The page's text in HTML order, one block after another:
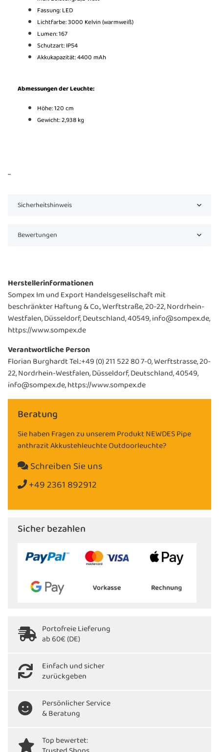
Fassung: LED
Lichtfarbe: 3000 Kelvin (warmweiß)
Lumen: 167
Schutzart: IP54
Akkukapazität: 4400 mAh
Abmessungen der Leuchte:
Höhe: 120 cm
Gewicht: 2,938 kg
...
Sicherheitshinweis
Bewertungen
Herstellerinformationen
Sompex Im und Export Handelsgesellschaft mit
beschränkter Haftung & Co., Werftstraße, 20-22, Nordrhein-
Westfalen, Düsseldorf, Deutschland, 40549, info@sompex.de,
https://www.sompex.de
Verantwortliche Person
Florian Burghardt Tel.:+49 (0) 211 522 80 7-0, Werftstrasse, 20-
22, Nordrhein-Westfalen, Düsseldorf, Deutschland, 40549,
info@sompex.de, https://www.sompex.de
Beratung
Sie haben Fragen zu unserem Produkt NEWDES Pipe
anthrazit Akkustehleuchte Outdoorleuchte?
Schreiben Sie uns
+49 2361 892912
Sicher bezahlen
Portofreie Lieferung
ab 60€ (DE)
Einfach und sicher
zurückgeben
Persönlicher Service
& Beratung
Top bewertet: